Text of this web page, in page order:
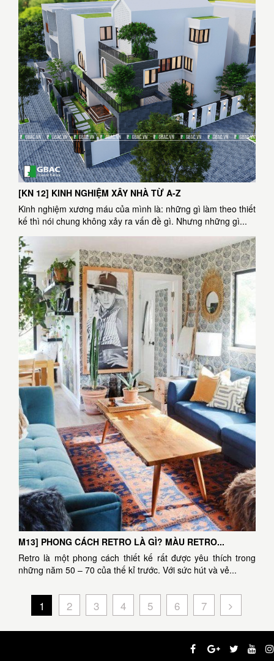
[KN 12] KINH NGHIỆM XÂY NHÀ TỪ A-Z
Kinh nghiệm xương máu của mình là: những gì làm theo thiết
kế thì nói chung không xảy ra vấn đề gì. Nhưng những gì...
M13] PHONG CÁCH RETRO LÀ GÌ? MÀU RETRO...
Retro là một phong cách thiết kế rất được yêu thích trong
những năm 50 – 70 của thế kỉ trước. Với sức hút và vẻ...
1 2 3 4 5 6 7